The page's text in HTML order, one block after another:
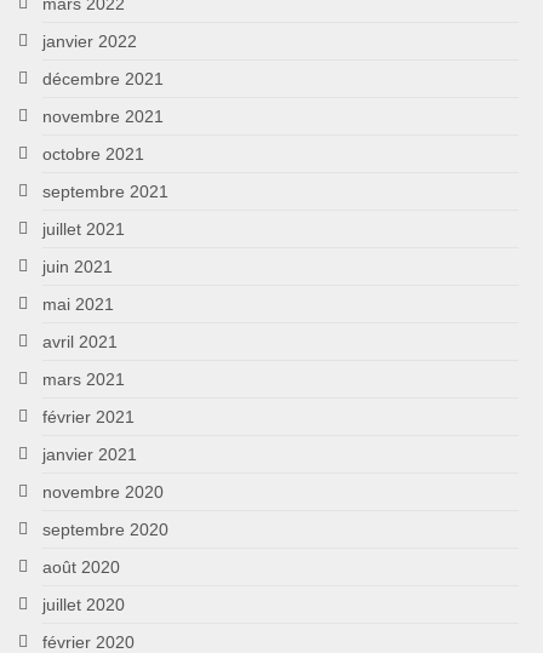
janvier 2022
décembre 2021
novembre 2021
octobre 2021
septembre 2021
juillet 2021
juin 2021
mai 2021
avril 2021
mars 2021
février 2021
janvier 2021
novembre 2020
septembre 2020
août 2020
juillet 2020
février 2020